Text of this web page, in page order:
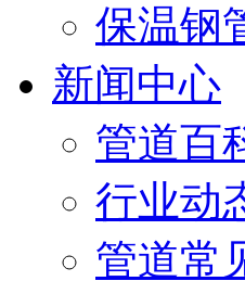
保温钢
新闻中心
管道百
行业动
管道常